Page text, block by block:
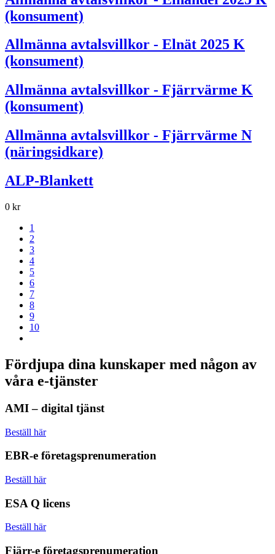
(konsument)
Allmänna avtalsvillkor - Elnät 2025 K
(konsument)
Allmänna avtalsvillkor - Fjärrvärme K
(konsument)
Allmänna avtalsvillkor - Fjärrvärme N
(näringsidkare)
ALP-Blankett
0 kr
1
2
3
4
5
6
7
8
9
10
Fördjupa dina kunskaper med någon av
våra e-tjänster
AMI – digital tjänst
Beställ här
EBR-e företagsprenumeration
Beställ här
ESA Q licens
Beställ här
Fjärr-e företagsprenumeration